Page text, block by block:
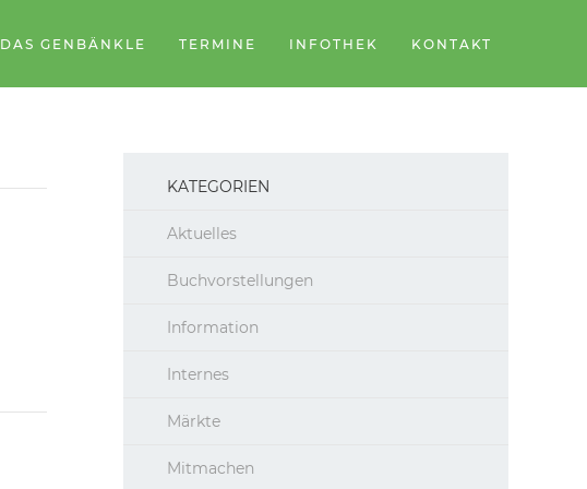
DAS GENBÄNKLE TERMINE INFOTHEK KONTAKT
KATEGORIEN
Aktuelles
Buchvorstellungen
Information
Internes
Märkte
Mitmachen